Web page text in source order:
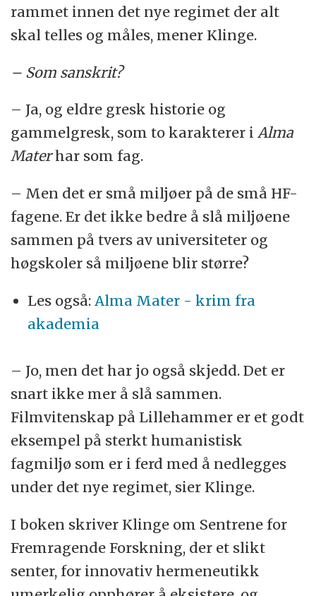
rammet innen det nye regimet der alt
skal telles og måles, mener Klinge.
– Som sanskrit?
– Ja, og eldre gresk historie og
gammelgresk, som to karakterer iAlma
Materhar som fag.
– Men det er små miljøer på de små HF-
fagene. Er det ikke bedre å slå miljøene
sammen på tvers av universiteter og
høgskoler så miljøene blir større?
Les også:Alma Mater - krim fra
akademia
– Jo, men det har jo også skjedd. Det er
snart ikke mer å slå sammen.
Filmvitenskap på Lillehammer er et godt
eksempel på sterkt humanistisk
fagmiljø som er i ferd med å nedlegges
under det nye regimet, sier Klinge.
I boken skriver Klinge om Sentrene for
Fremragende Forskning, der et slikt
senter, for innovativ hermeneutikk